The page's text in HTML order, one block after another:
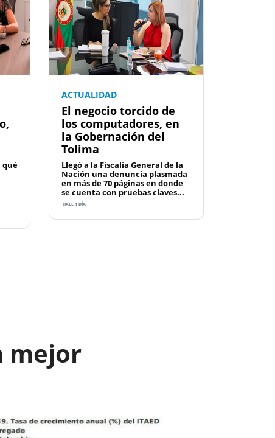
qué
ACTUALIDAD
El negocio torcido de
los computadores, en
la Gobernación del
Tolima
Llegó a la Fiscalía General de la
Nación una denuncia plasmada
en más de 70 páginas en donde
se cuenta con pruebas claves...
HACE 1 DÍA
mejor